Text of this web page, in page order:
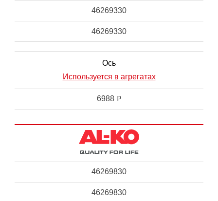
46269330
46269330
Ось
Используется в агрегатах
6988 i
46269830
46269830